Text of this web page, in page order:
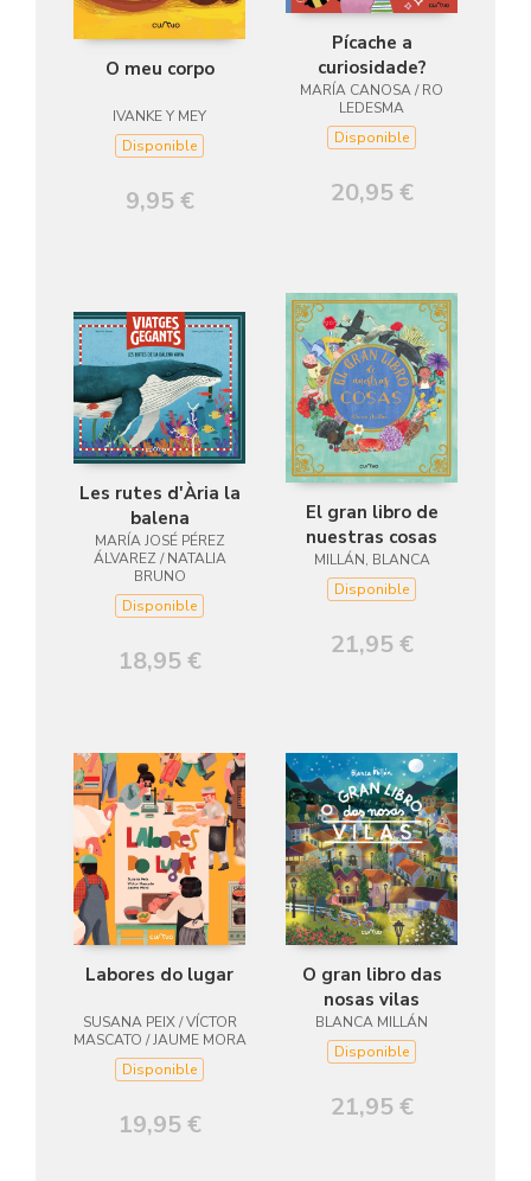
O meu corpo
IVANKE Y MEY
Disponible
9,95 €
Pícache a
curiosidade?
MARÍA CANOSA / RO
LEDESMA
Disponible
20,95 €
Les rutes d'Ària la
balena
MARÍA JOSÉ PÉREZ
ÁLVAREZ / NATALIA
BRUNO
Disponible
18,95 €
El gran libro de
nuestras cosas
MILLÁN, BLANCA
Disponible
21,95 €
Labores do lugar
SUSANA PEIX / VÍCTOR
MASCATO / JAUME MORA
Disponible
19,95 €
O gran libro das
nosas vilas
BLANCA MILLÁN
Disponible
21,95 €